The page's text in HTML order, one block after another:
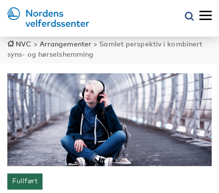
NVC > Arrangementer > Samlet perspektiv i kombinert
syns- og hørselshemming
Fullført